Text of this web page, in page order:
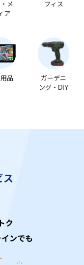
メ
ア
フィス
品
ガーデニ
ング・DIY
ス
ク
ンでも